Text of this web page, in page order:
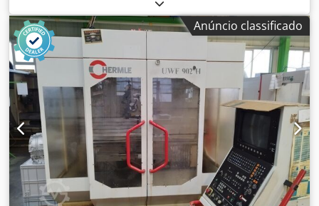
HEIDENHAIN TNC 426 Área de trabalho X/Y/Z: 600 x 450 x
500 mm Faixa de velocidade: 20 - 6.300 RPM Suporte de
ferramenta: SK 40 Sensor 3D M & H (para medição da
peça) Dispositivo de fresagem vertical e horizontal Mandril
de furação Sistema de refrigeração Mesa angular: 900 x
458 Peso: 4.000 kg Dimensões da máquina: C x L x A,
aproximadamente: 3.900 x 2.000 x 2.000 mm Crodpov Rxa
Sjfx Ad Rsf ä3826
Anúncio classificado